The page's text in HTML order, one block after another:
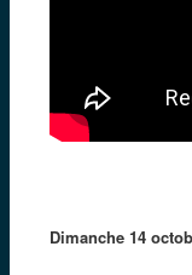
Dimanche 14